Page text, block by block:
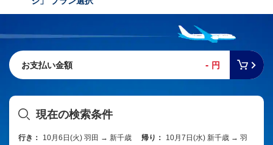
お支払い金額 - 円
現在の検索条件
行き： 10月6日(火) 羽田 → 新千歳 帰り：
10月7日(水) 新千歳 → 羽